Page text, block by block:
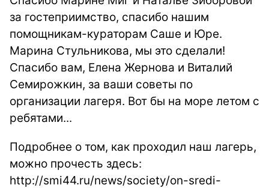
за гостеприимство, спасибо нашим
помощникам-кураторам Саше и Юре.
Марина Стульникова, мы это сделали!
Спасибо вам, Елена Жернова и Виталий
Семирожкин, за ваши советы по
организации лагеря. Вот бы на море летом с
ребятами...
Подробнее о том, как проходил наш лагерь,
можно прочесть здесь:
http://smi44.ru/news/society/on-sredi-